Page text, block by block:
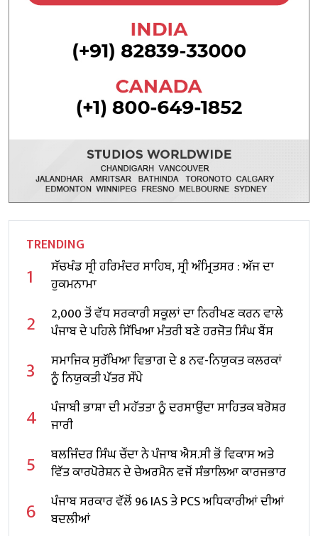
TRENDING
1
ਸੱਚਖੰਡ ਸ੍ਰੀ ਹਰਿਮੰਦਰ ਸਾਹਿਬ, ਸ੍ਰੀ ਅੰਮ੍ਰਿਤਸਰ : ਅੱਜ ਦਾ
ਹੁਕਮਨਾਮਾ
2
2,000 ਤੋਂ ਵੱਧ ਸਰਕਾਰੀ ਸਕੂਲਾਂ ਦਾ ਨਿਰੀਖਣ ਕਰਨ ਵਾਲੇ
ਪੰਜਾਬ ਦੇ ਪਹਿਲੇ ਸਿੱਖਿਆ ਮੰਤਰੀ ਬਣੇ ਹਰਜੋਤ ਸਿੰਘ ਬੈਂਸ
3
ਸਮਾਜਿਕ ਸੁਰੱਖਿਆ ਵਿਭਾਗ ਦੇ 8 ਨਵ-ਨਿਯੁਕਤ ਕਲਰਕਾਂ
ਨੂੰ ਨਿਯੁਕਤੀ ਪੱਤਰ ਸੌਂਪੇ
4
ਪੰਜਾਬੀ ਭਾਸ਼ਾ ਦੀ ਮਹੱਤਤਾ ਨੂੰ ਦਰਸਾਉਂਦਾ ਸਾਹਿਤਕ ਬਰੋਸ਼ਰ
ਜਾਰੀ
5
ਬਲਜਿੰਦਰ ਸਿੰਘ ਚੌਂਦਾ ਨੇ ਪੰਜਾਬ ਐਸ.ਸੀ ਭੋਂ ਵਿਕਾਸ ਅਤੇ
ਵਿੱਤ ਕਾਰਪੋਰੇਸ਼ਨ ਦੇ ਚੇਅਰਮੈਨ ਵਜੋਂ ਸੰਭਾਲਿਆ ਕਾਰਜਭਾਰ
6
ਪੰਜਾਬ ਸਰਕਾਰ ਵੱਲੋਂ 96 IAS ਤੇ PCS ਅਧਿਕਾਰੀਆਂ ਦੀਆਂ
ਬਦਲੀਆਂ